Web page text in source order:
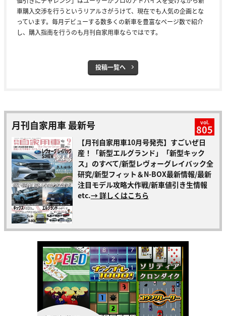
車購入交渉を行うというリアルさがうけて、現在でも人気の企画とな
っています。毎月デビューする数多くの新車を豊富なページ数で紹介
し、購入指南を行うのも月刊自家用車ならではです。
投稿一覧へ
月刊自家用車 最新号 vol.
805
【月刊自家用車10月号発売】すごいぜ日
産！「新型エルグランド」「新型キック
ス」のすべて/新型レヴォーグレイバック全
研究/新型フィット＆N-BOX最新情報/最新
注目モデル攻略大作戦/新車値引き生情報
etc.→ 詳しくはこちら